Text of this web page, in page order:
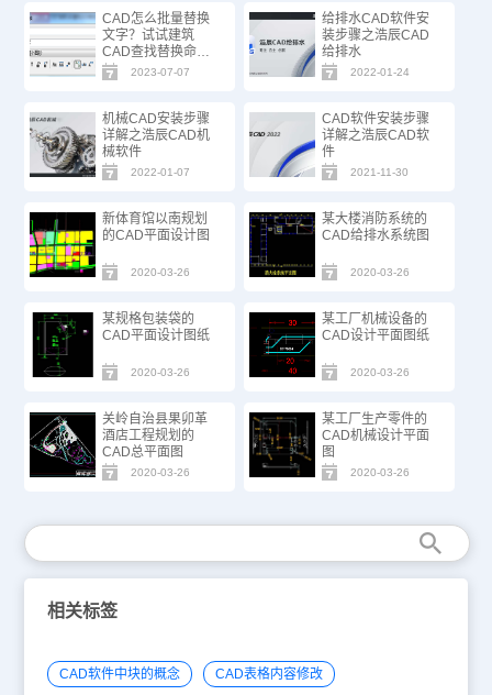
CAD怎么批量替换
文字？试试建筑
CAD查找替换命
令！
2023-07-07
给排水CAD软件安
装步骤之浩辰CAD
给排水
2022-01-24
机械CAD安装步骤
详解之浩辰CAD机
械软件
2022-01-07
CAD软件安装步骤
详解之浩辰CAD软
件
2021-11-30
新体育馆以南规划
的CAD平面设计图
2020-03-26
某大楼消防系统的
CAD给排水系统图
2020-03-26
某规格包装袋的
CAD平面设计图纸
2020-03-26
某工厂机械设备的
CAD设计平面图纸
2020-03-26
关岭自治县果卯革
酒店工程规划的
CAD总平面图
2020-03-26
某工厂生产零件的
CAD机械设计平面
图
2020-03-26
相关标签
CAD软件中块的概念 CAD表格内容修改